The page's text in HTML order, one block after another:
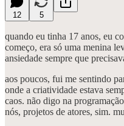
12 5
quando eu tinha 17 anos, eu
começo, era só uma menina
ansiedade sempre que
aos poucos, fui me sentindo
onde a criatividade estava
caos. não digo na
nós, projetos de atores, sim.